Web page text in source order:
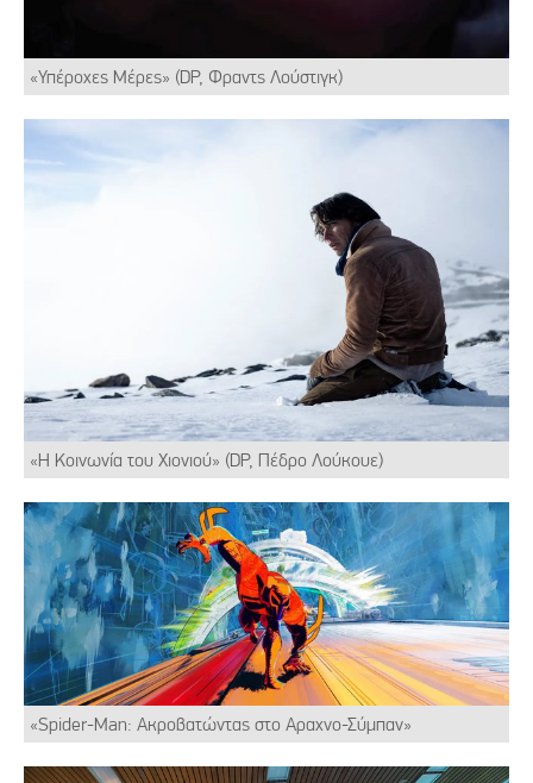
«Υπέροχες Μέρες» (DP, Φραντς Λούστιγκ)
«Η Κοινωνία του Χιονιού» (DP, Πέδρο Λούκουε)
«Spider-Man: Ακροβατώντας στο Αραχνο-Σύμπαν»